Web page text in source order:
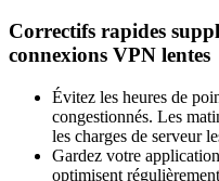
Correctifs rapides
connexions VPN lentes
Évitez les heures de
congestionnés. Les
les charges de serveur
Gardez votre
optimisent